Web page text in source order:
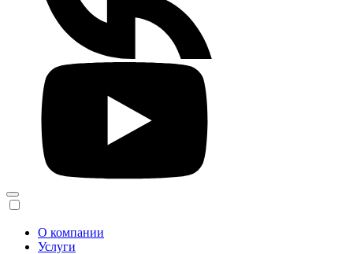
О компании
Услуги